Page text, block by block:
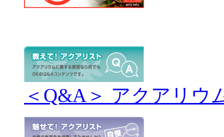
＜Q&A＞ アクアリウ